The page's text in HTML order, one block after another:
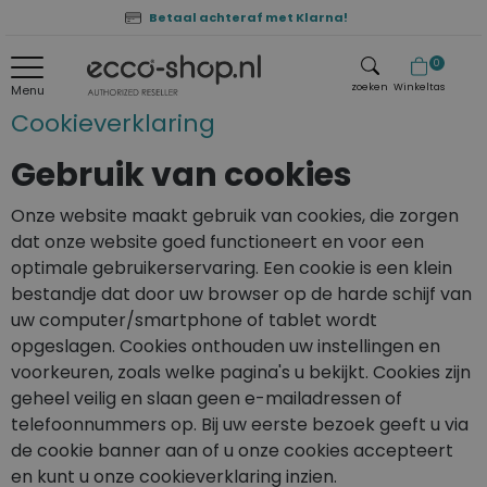
Betaal achteraf met Klarna!
Menu zoeken
0
Winkeltas
Cookieverklaring
Gebruik van cookies
Onze website maakt gebruik van cookies, die zorgen
dat onze website goed functioneert en voor een
optimale gebruikerservaring. Een cookie is een klein
bestandje dat door uw browser op de harde schijf van
uw computer/smartphone of tablet wordt
opgeslagen. Cookies onthouden uw instellingen en
voorkeuren, zoals welke pagina's u bekijkt. Cookies zijn
geheel veilig en slaan geen e-mailadressen of
telefoonnummers op. Bij uw eerste bezoek geeft u via
de cookie banner aan of u onze cookies accepteert
en kunt u onze cookieverklaring inzien.